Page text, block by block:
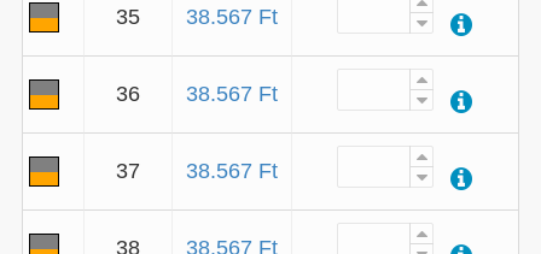
35 38.567 Ft
36 38.567 Ft
37 38.567 Ft
38 38.567 Ft